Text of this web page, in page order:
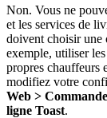
Non. Vous ne
et les services de
doivent choisir
exemple, utiliser
propres chauffeurs
modifiez votre
Web >
ligne Toast.